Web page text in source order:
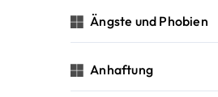
Ängste und Phobien
Anhaftung